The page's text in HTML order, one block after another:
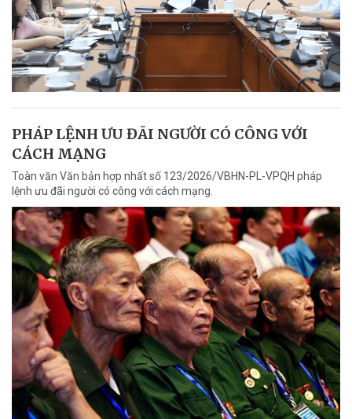
PHÁP LỆNH ƯU ĐÃI NGƯỜI CÓ CÔNG VỚI
CÁCH MẠNG
Toàn văn Văn bản hợp nhất số 123/2026/VBHN-PL-VPQH pháp
lệnh ưu đãi người có công với cách mạng.